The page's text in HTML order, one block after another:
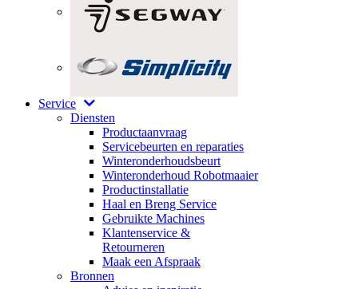
Service
Diensten
Productaanvraag
Servicebeurten en reparaties
Winteronderhoudsbeurt
Winteronderhoud Robotmaaier
Productinstallatie
Haal en Breng Service
Gebruikte Machines
Klantenservice &
Retourneren
Maak een Afspraak
Bronnen